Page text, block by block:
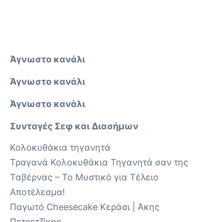
Άγνωστο κανάλι
Άγνωστο κανάλι
Άγνωστο κανάλι
Συνταγές Σεφ και Διασήμων
Κολοκυθάκια τηγανητά
Τραγανά Κολοκυθάκια Τηγανητά σαν της
Ταβέρνας – Το Μυστικό για Τέλειο
Αποτέλεσμα!
Παγωτό Cheesecake Κεράσι | Άκης